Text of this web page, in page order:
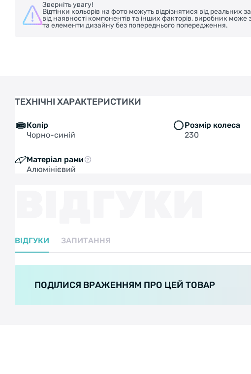
Зверніть увагу!
Відтінки кольорів на фото можуть відрізнятися від
від наявності компонентів та інших факторів, виробник
та елементи дизайну без попереднього попередження.
ТЕХНІЧНІ ХАРАКТЕРИСТИКИ
Колір
Чорно-синій
Розмір колеса
230
Матеріал рами
Алюмінієвий
ВІДГУКИ ЗАПИТАННЯ
ПОДІЛИСЯ ВРАЖЕННЯМ ПРО ЦЕЙ ТОВАР